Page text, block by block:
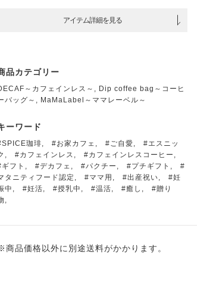
アイテム詳細を見る
品カテゴリー
～カフェインレス～ , Dip coffee bag～コーヒ
バッグ～ , MaMaLabel～ママレーベル～
ーワード
珈琲, #お家カフェ , #ご自愛, #エスニッ
, #カフェインレス , #カフェインレスコーヒー ,
フト , #デカフェ , #パクチー , #プチギフト , #
タニティフード認定 , #ママ用 , #出産祝い, #妊
中 , #妊活, #授乳中 , #温活, #癒し , #贈り
,
商品価格以外に別途送料がかかります。